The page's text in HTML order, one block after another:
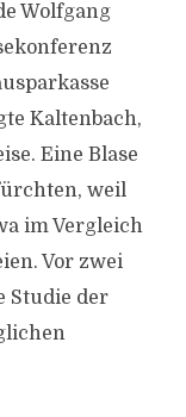
Wolfgang
Kaltenbach,
Eine Blase
weil
im Vergleich
Vor zwei
Studie der